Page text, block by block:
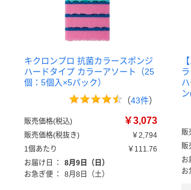
キクロンプロ 抗菌カラースポンジ
ハードタイプ カラーアソート（25
個：5個入×5パック）
（43件）
販売価格(税込) ￥3,073
販売価格(税抜き)
￥2,794
1個あたり
￥111.76
お届け日
：
8月9日（日）
お急ぎ便 ： 8月8日（土）
販
販
お
お